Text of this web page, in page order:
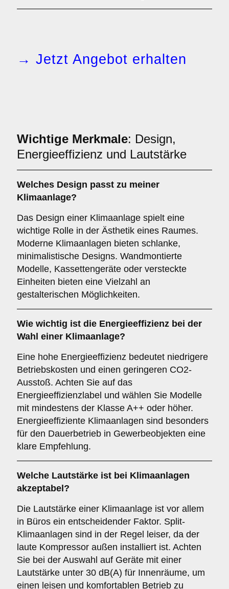
→ Jetzt Angebot erhalten
Wichtige Merkmale: Design,
Energieeffizienz und Lautstärke
Welches Design passt zu meiner
Klimaanlage?
Das Design einer Klimaanlage spielt eine
wichtige Rolle in der Ästhetik eines Raumes.
Moderne Klimaanlagen bieten schlanke,
minimalistische Designs. Wandmontierte
Modelle, Kassettengeräte oder versteckte
Einheiten bieten eine Vielzahl an
gestalterischen Möglichkeiten.
Wie wichtig ist die Energieeffizienz bei der
Wahl einer Klimaanlage?
Eine hohe Energieeffizienz bedeutet niedrigere
Betriebskosten und einen geringeren CO2-
Ausstoß. Achten Sie auf das
Energieeffizienzlabel und wählen Sie Modelle
mit mindestens der Klasse A++ oder höher.
Energieeffiziente Klimaanlagen sind besonders
für den Dauerbetrieb in Gewerbeobjekten eine
klare Empfehlung.
Welche Lautstärke ist bei Klimaanlagen
akzeptabel?
Die Lautstärke einer Klimaanlage ist vor allem
in Büros ein entscheidender Faktor. Split-
Klimaanlagen sind in der Regel leiser, da der
laute Kompressor außen installiert ist. Achten
Sie bei der Auswahl auf Geräte mit einer
Lautstärke unter 30 dB(A) für Innenräume, um
einen leisen und komfortablen Betrieb zu